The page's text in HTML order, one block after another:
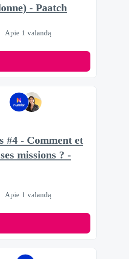
- Paatch
Apie 1 valandą
#4 - Comment et
missions ? -
Apie 1 valandą